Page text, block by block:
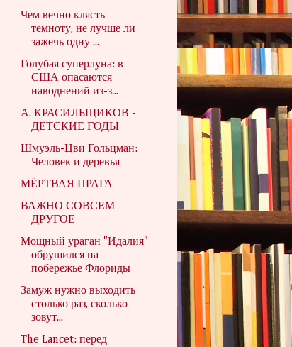
Чем вечно клясть
темноту, не лучше ли
зажечь одну ...
Голубая суперлуна: в
США опасаются
наводнений из-з...
А. КРАСИЛЬЩИКОВ -
ДЕТСКИЕ ГОДЫ
Шмуэль-Цви Гольцман:
Человек и деревья
МЁРТВАЯ ПРАГА
ВАЖНО СОВСЕМ
ДРУГОЕ
Мощный ураган "Идалия"
обрушился на
побережье Флориды
Замуж нужно выходить
столько раз, сколько
зовут...
The Lancet: перед